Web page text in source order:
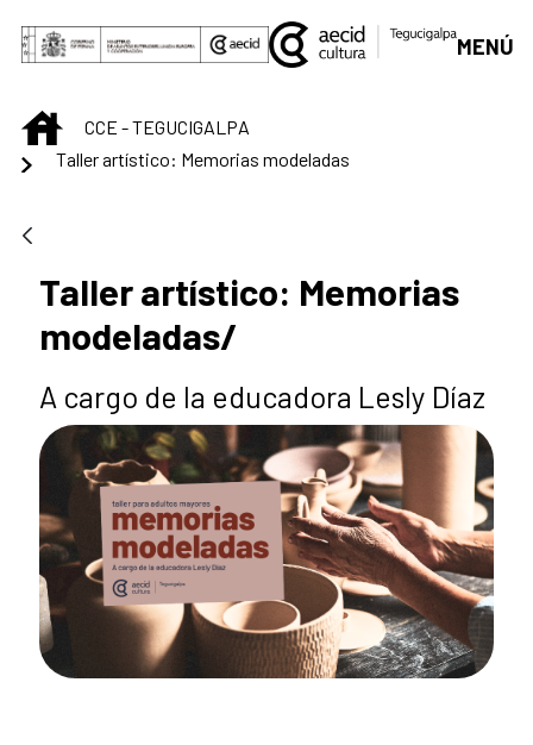
Saltar al contenido principal
MENÚ
INICIOCCE - TEGUCIGALPA
Taller artístico: Memorias modeladas
Taller artístico: Memorias
modeladas/
A cargo de la educadora Lesly Díaz